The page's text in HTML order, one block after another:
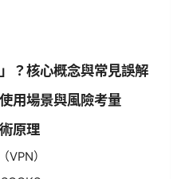
？核心概念與常見誤解
用場景與風險考量
原理
VPN）